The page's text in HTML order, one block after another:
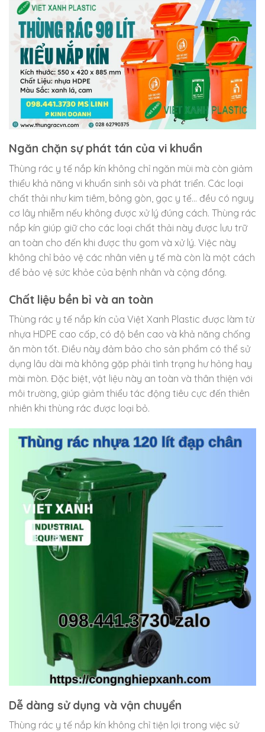
Ngăn chặn sự phát tán của vi khuẩn
Thùng rác y tế nắp kín không chỉ ngăn mùi mà còn giảm
thiểu khả năng vi khuẩn sinh sôi và phát triển. Các loại
chất thải như kim tiêm, bông gòn, gạc y tế… đều có nguy
cơ lây nhiễm nếu không được xử lý đúng cách. Thùng rác
nắp kín giúp giữ cho các loại chất thải này được lưu trữ
an toàn cho đến khi được thu gom và xử lý. Việc này
không chỉ bảo vệ các nhân viên y tế mà còn là một cách
để bảo vệ sức khỏe của bệnh nhân và cộng đồng.
Chất liệu bền bỉ và an toàn
Thùng rác y tế nắp kín của Việt Xanh Plastic được làm từ
nhựa HDPE cao cấp, có độ bền cao và khả năng chống
ăn mòn tốt. Điều này đảm bảo cho sản phẩm có thể sử
dụng lâu dài mà không gặp phải tình trạng hư hỏng hay
mài mòn. Đặc biệt, vật liệu này an toàn và thân thiện với
môi trường, giúp giảm thiểu tác động tiêu cực đến thiên
nhiên khi thùng rác được loại bỏ.
Dễ dàng sử dụng và vận chuyển
Thùng rác y tế nắp kín không chỉ tiện lợi trong việc sử